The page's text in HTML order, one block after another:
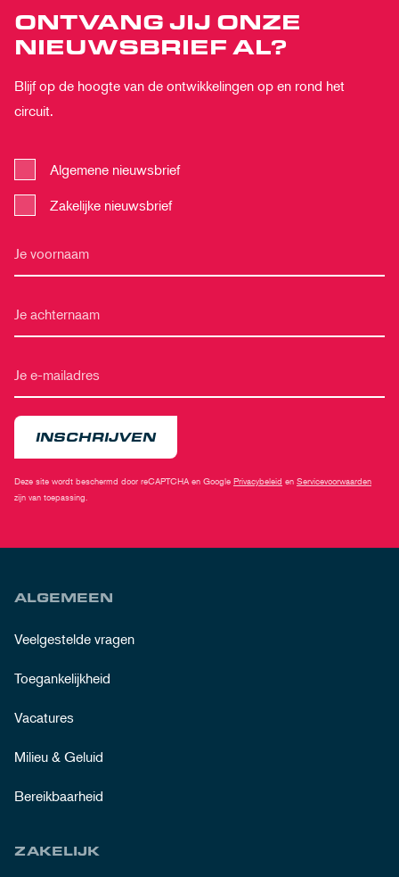
ONTVANG JIJ ONZE
NIEUWSBRIEF AL?
Blijf op de hoogte van de ontwikkelingen op en rond het
circuit.
Algemene nieuwsbrief
Zakelijke nieuwsbrief
INSCHRIJVEN
Deze site wordt beschermd door reCAPTCHA en Google Privacybeleid en Servicevoorwaarden
zijn van toepassing.
ALGEMEEN
Veelgestelde vragen
Toegankelijkheid
Vacatures
Milieu & Geluid
Bereikbaarheid
ZAKELIJK